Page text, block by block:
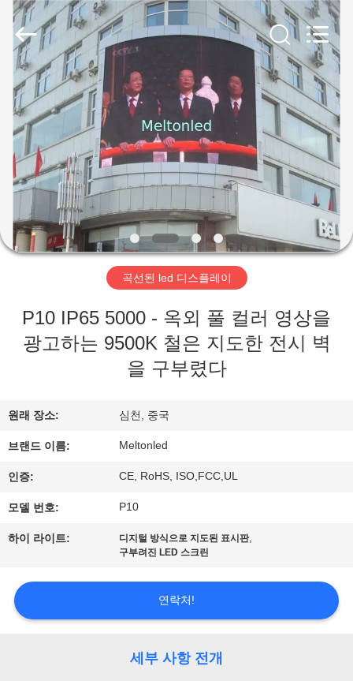
집
제
품
우
리
공
장
여
행
품
질
Copyright
2012
2026
Melton
optoelectronics
Rights
Reserved.
곡선된 led 디스플레이
P10 IP65 5000 - 옥외 풀 컬러 영상을
광고하는 9500K 철은 지도한 전시 벽
을 구부렸다
원래 장소: 심천, 중국
브랜드 이름: Meltonled
인증: CE, RoHS, ISO,FCC,UL
모델 번호: P10
하이 라이트: 디지털 방식으로 지도된 표시판,
구부려진 LED 스크린
연락처!
세부 사항 전개